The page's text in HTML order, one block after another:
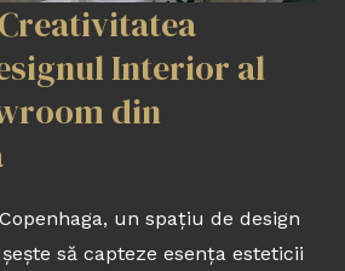
Interior al
din
un spațiu de design
să capteze esența esteticii